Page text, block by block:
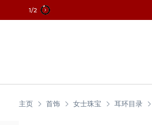
2/2
主页 首饰 女士珠宝 耳环目录